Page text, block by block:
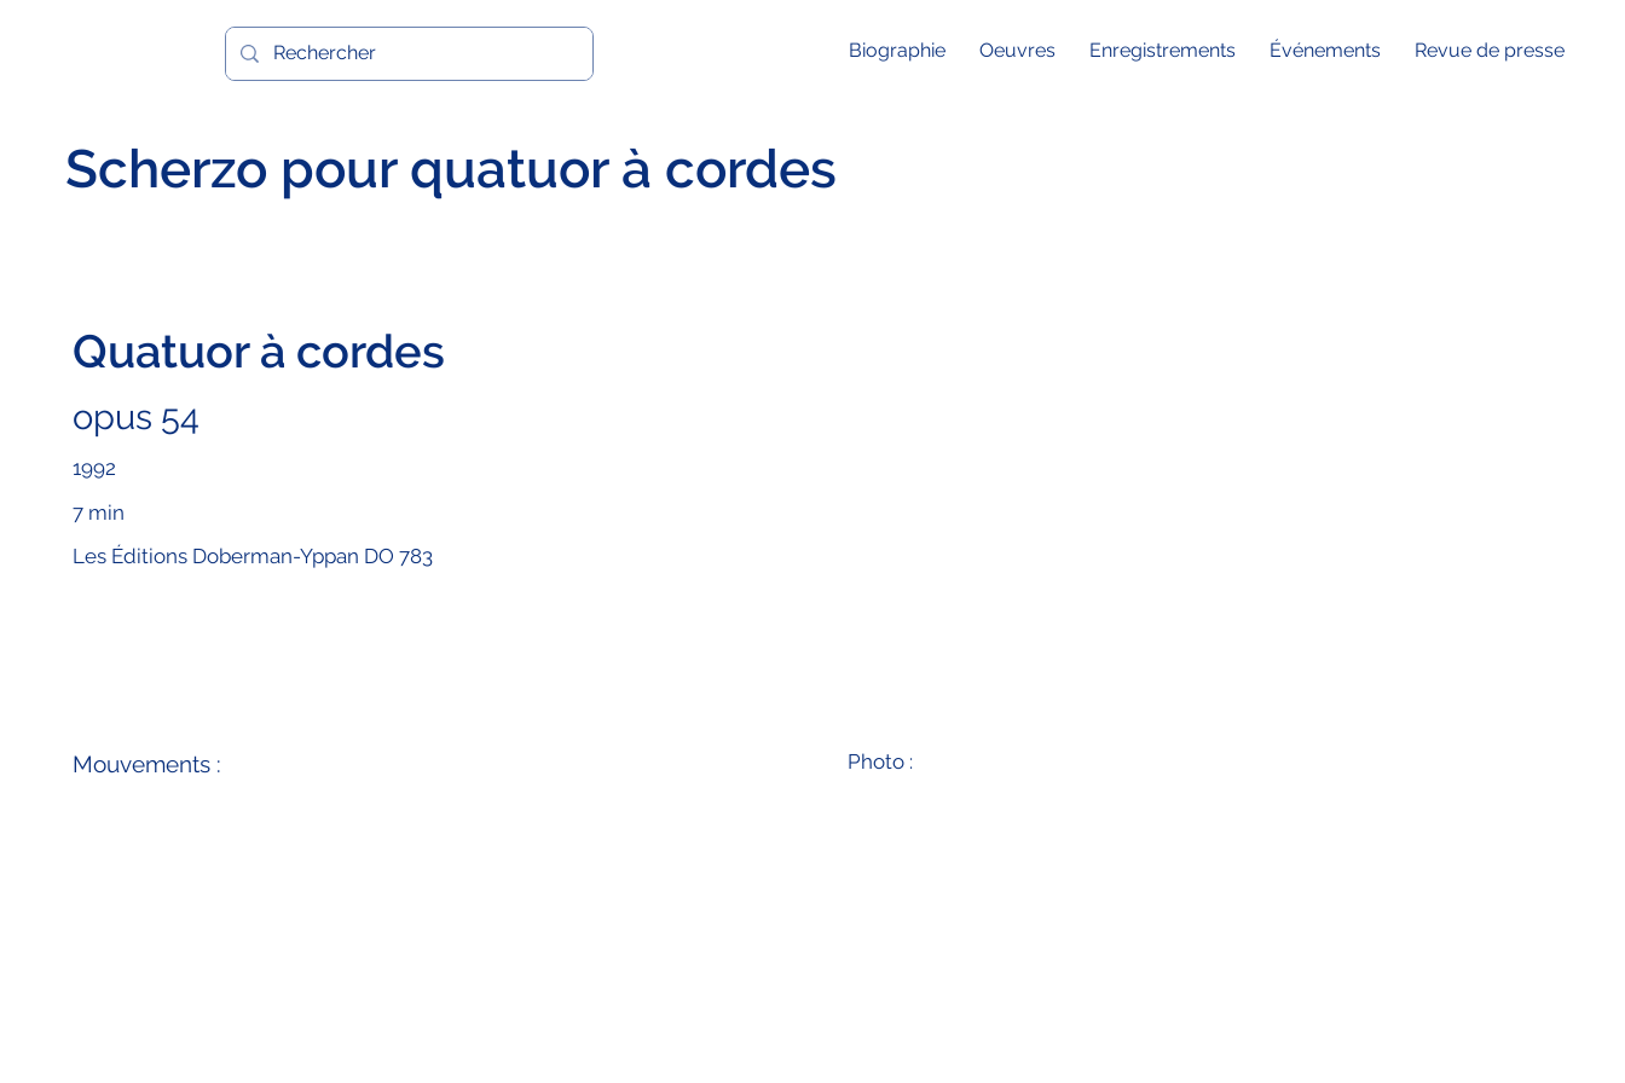
Biographie Oeuvres Enregistrements Événements Revue de presse
Scherzo pour quatuor à cordes
Quatuor à cordes
opus 54
1992
Les Éditions Doberman-Yppan DO 783
7 min
Mouvements : Photo :